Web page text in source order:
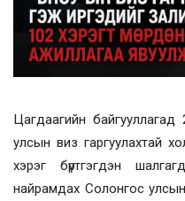
Цагдаагийн
улсын виз гаргуулахтай
хэрэг бүртгэгдэн
найрамдах Солонгос